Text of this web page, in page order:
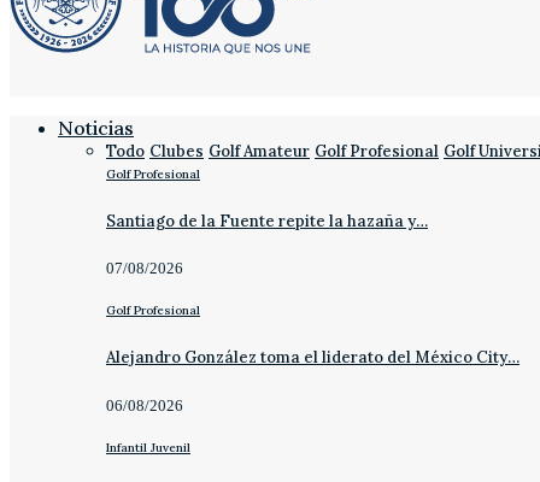
Noticias
Todo Clubes Golf Amateur Golf Profesional Golf
Golf Profesional
Santiago de la Fuente repite la hazaña y…
07/08/2026
Golf Profesional
Alejandro González toma el liderato del México City…
06/08/2026
Infantil Juvenil